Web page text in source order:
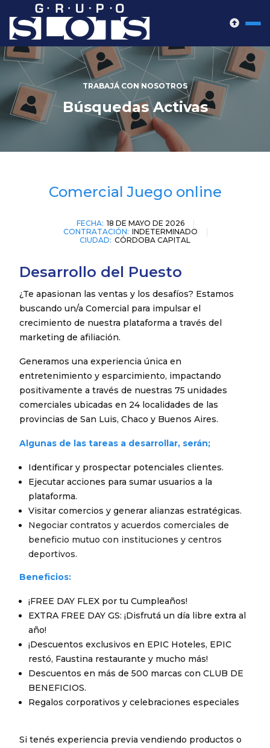
TRABAJÁ CON NOSOTROS
Búsquedas Activas
Comercial Juego online
FECHA: 18 DE MAYO DE 2026
CONTRATACIÓN: INDETERMINADO
CIUDAD: CÓRDOBA CAPITAL
Desarrollo del Puesto
¿Te apasionan las ventas y los desafíos? Estamos
buscando un/a Comercial para impulsar el
crecimiento de nuestra plataforma a través del
marketing de afiliación.
Generamos una experiencia única en
entretenimiento y esparcimiento, impactando
positivamente a través de nuestras 75 unidades
comerciales ubicadas en 24 localidades de las
provincias de San Luis, Chaco y Buenos Aires.
Algunas de las tareas a desarrollar, serán;
Identificar y prospectar potenciales clientes.
Ejecutar acciones para sumar usuarios a la
plataforma.
Visitar comercios y generar alianzas estratégicas.
Negociar contratos y acuerdos comerciales de
beneficio mutuo con instituciones y centros
deportivos.
Beneficios:
¡FREE DAY FLEX por tu Cumpleaños!
EXTRA FREE DAY GS: ¡Disfrutá un día libre extra al
año!
¡Descuentos exclusivos en EPIC Hoteles, EPIC
restó, Faustina restaurante y mucho más!
Descuentos en más de 500 marcas con CLUB DE
BENEFICIOS.
Regalos corporativos y celebraciones especiales
Si tenés experiencia previa vendiendo productos o